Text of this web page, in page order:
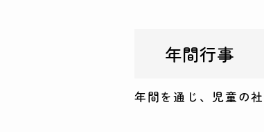
年間行事
年間を通じ、児童の